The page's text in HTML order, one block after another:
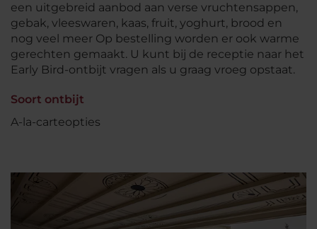
een uitgebreid aanbod aan verse vruchtensappen,
gebak, vleeswaren, kaas, fruit, yoghurt, brood en
nog veel meer Op bestelling worden er ook warme
gerechten gemaakt. U kunt bij de receptie naar het
Early Bird-ontbijt vragen als u graag vroeg opstaat.
Soort ontbijt
A-la-carteopties